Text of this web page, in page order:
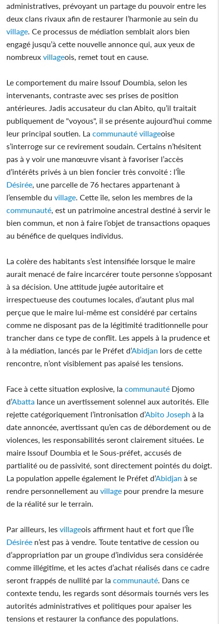
administratives, prévoyant un partage du pouvoir entre les
deux clans rivaux afin de restaurer l’harmonie au sein du
village . Ce processus de médiation semblait alors bien
engagé jusqu’à cette nouvelle annonce qui, aux yeux de
nombreuxvillageois, remet tout en cause.
Le comportement du maire Issouf Doumbia, selon les
intervenants, contraste avec ses prises de position
antérieures. Jadis accusateur du clan Abito, qu’il traitait
publiquement de "voyous", il se présente aujourd’hui comme
leur principal soutien. Lacommunauté villageoise
s’interroge sur ce revirement soudain. Certains n’hésitent
pas à y voir une manœuvre visant à favoriser l’accès
d’intérêts privés à un bien foncier très convoité : l’Île
Désirée , une parcelle de 76 hectares appartenant à
l’ensemble duvillage . Cette île, selon les membres de la
communauté , est un patrimoine ancestral destiné à servir le
bien commun, et non à faire l’objet de transactions opaques
au bénéfice de quelques individus.
La colère des habitants s’est intensifiée lorsque le maire
aurait menacé de faire incarcérer toute personne s’opposant
à sa décision. Une attitude jugée autoritaire et
irrespectueuse des coutumes locales, d’autant plus mal
perçue que le maire lui-même est considéré par certains
comme ne disposant pas de la légitimité traditionnelle pour
trancher dans ce type de conflit. Les appels à la prudence et
à la médiation, lancés par le Préfet d’Abidjan lors de cette
rencontre, n’ont visiblement pas apaisé les tensions.
Face à cette situation explosive, lacommunauté Djomo
d’Abatta lance un avertissement solennel aux autorités. Elle
rejette catégoriquement l’intronisation d’Abito Joseph à la
date annoncée, avertissant qu’en cas de débordement ou de
violences, les responsabilités seront clairement situées. Le
maire Issouf Doumbia et le Sous-préfet, accusés de
partialité ou de passivité, sont directement pointés du doigt.
La population appelle également le Préfet d’Abidjan à se
rendre personnellement auvillage pour prendre la mesure
de la réalité sur le terrain.
Par ailleurs, lesvillageois affirment haut et fort que l’Île
Désirée n’est pas à vendre. Toute tentative de cession ou
d’appropriation par un groupe d’individus sera considérée
comme illégitime, et les actes d’achat réalisés dans ce cadre
seront frappés de nullité par lacommunauté . Dans ce
contexte tendu, les regards sont désormais tournés vers les
autorités administratives et politiques pour apaiser les
tensions et restaurer la confiance des populations.